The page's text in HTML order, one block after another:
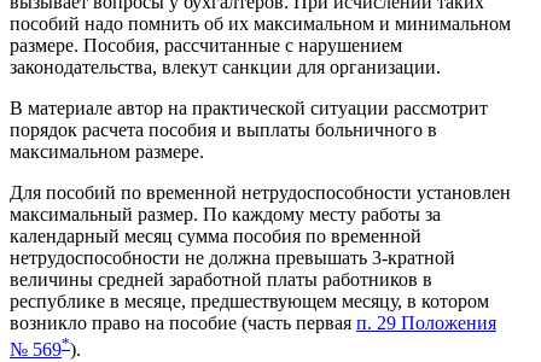
пособий надо помнить об их максимальном и минимальном
размере. Пособия, рассчитанные с нарушением
законодательства, влекут санкции для организации.
В материале автор на практической ситуации рассмотрит
порядок расчета пособия и выплаты больничного в
максимальном размере.
Для пособий по временной нетрудоспособности установлен
максимальный размер. По каждому месту работы за
календарный месяц сумма пособия по временной
нетрудоспособности не должна превышать 3-кратной
величины средней заработной платы работников в
республике в месяце, предшествующем месяцу, в котором
возникло право на пособие (часть первая п. 29 Положения
№ 569*).